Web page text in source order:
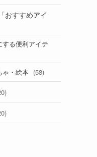
おすすめアイ
る便利アイテ
ゃ・絵本 (58)